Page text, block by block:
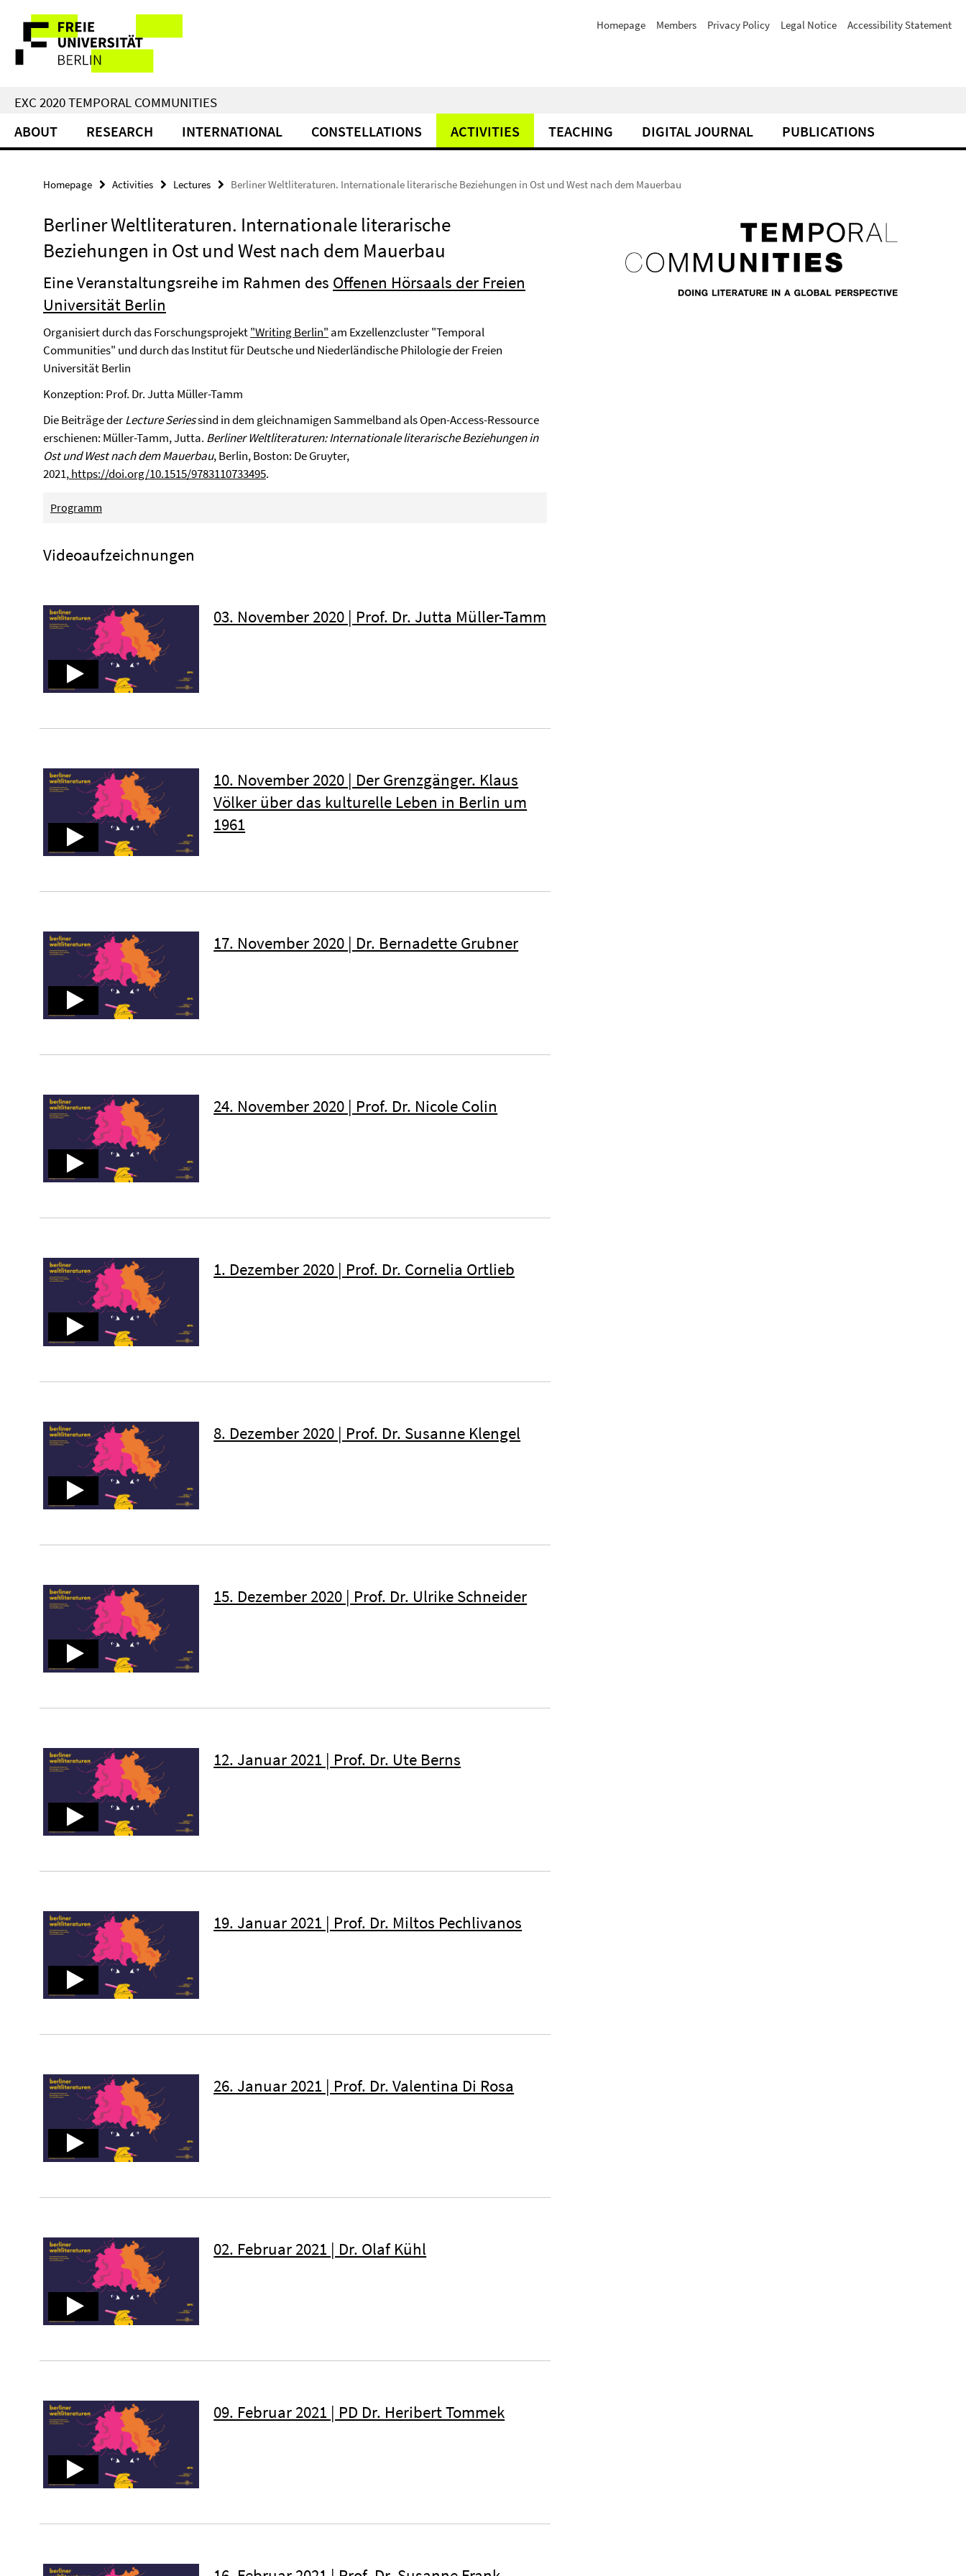
direkt
Inhalt
Service
Navigation
Homepage Members Privacy Policy Legal Notice Accessibility Statement
EXC 2020 TEMPORAL COMMUNITIES
ABOUT RESEARCH INTERNATIONAL CONSTELLATIONS ACTIVITIES TEACHING DIGITAL JOURNAL PUBLICATIONS
Homepage Activities Lectures Berliner Weltliteraturen. Internationale literarische Beziehungen in Ost und West nach dem Mauerbau
Berliner Weltliteraturen. Internationale literarische
Beziehungen in Ost und West nach dem Mauerbau
Eine Veranstaltungsreihe im Rahmen des Offenen Hörsaals der Freien
Universität Berlin
Organisiert durch das Forschungsprojekt"Writing Berlin" am Exzellenzcluster "Temporal
Communities" und durch das Institut für Deutsche und Niederländische Philologie der Freien
Universität Berlin
Konzeption: Prof. Dr. Jutta Müller-Tamm
Die Beiträge derLecture Seriessind in dem gleichnamigen Sammelband als Open-Access-Ressource
erschienen: Müller-Tamm, Jutta. Berliner Weltliteraturen: Internationale literarische Beziehungen in
Ost und West nach dem Mauerbau, Berlin, Boston: De Gruyter,
2021,https://doi.org/10.1515/9783110733495.
Programm
Videoaufzeichnungen
03. November 2020 | Prof. Dr. Jutta Müller-Tamm
10. November 2020 | Der Grenzgänger. Klaus
Völker über das kulturelle Leben in Berlin um
1961
17. November 2020 | Dr. Bernadette Grubner
24. November 2020 | Prof. Dr. Nicole Colin
1. Dezember 2020 | Prof. Dr. Cornelia Ortlieb
8. Dezember 2020 | Prof. Dr. Susanne Klengel
15. Dezember 2020 | Prof. Dr. Ulrike Schneider
12. Januar 2021 | Prof. Dr. Ute Berns
19. Januar 2021 | Prof. Dr. Miltos Pechlivanos
26. Januar 2021 | Prof. Dr. Valentina Di Rosa
02. Februar 2021 | Dr. Olaf Kühl
09. Februar 2021 | PD Dr. Heribert Tommek